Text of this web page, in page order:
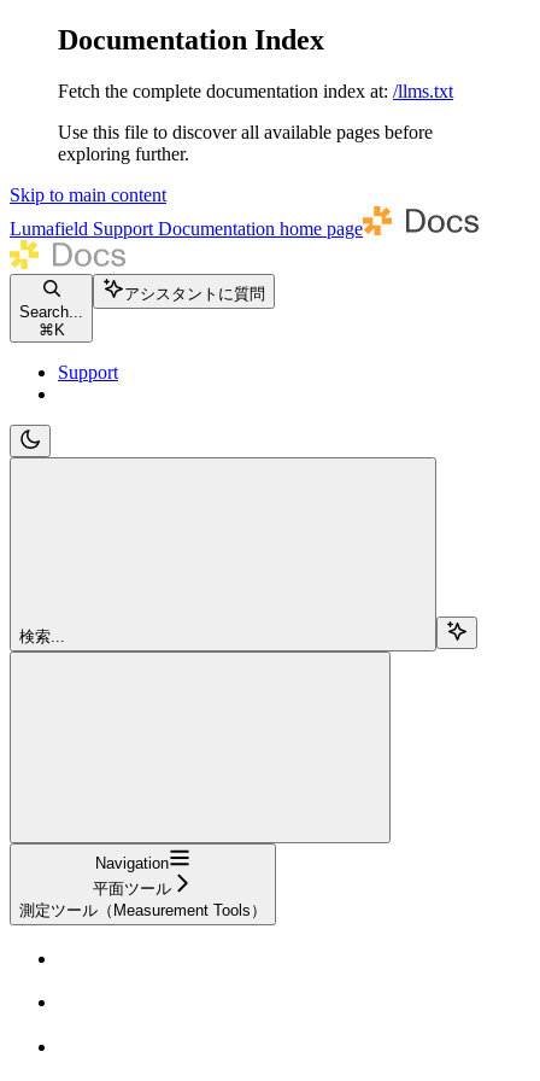
Documentation Index
Fetch the complete documentation index at: /llms.txt
Use this file to discover all available pages before
exploring further.
Skip to main content
Lumafield Support Documentation home page
Search...
⌘ K
アシスタントに質問
Support
検索...
Navigation
平面ツール
測定ツール（Measurement Tools）